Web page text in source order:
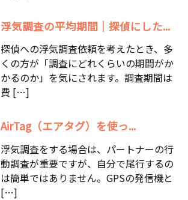
浮気調査の平均期間｜探偵にした...
探偵への浮気調査依頼を考えたとき、多
くの方が「調査にどれくらいの期間がか
かるのか」を気にされます。調査期間は
費 […]
AirTag（エアタグ）を使っ...
浮気調査をする場合は、パートナーの行
動調査が重要ですが、自分で尾行するの
は簡単ではありません。GPSの発信機と
[…]